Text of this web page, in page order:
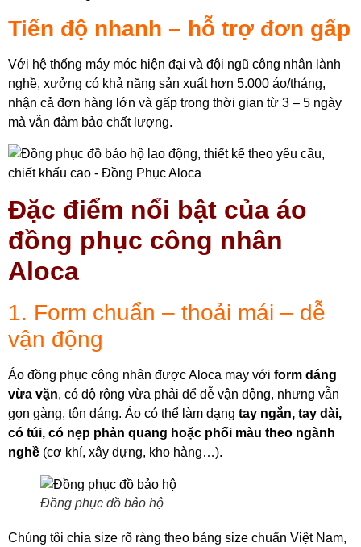
Tiến độ nhanh – hỗ trợ đơn gấp
Với hệ thống máy móc hiện đại và đội ngũ công nhân lành
nghề, xưởng có khả năng sản xuất hơn 5.000 áo/tháng,
nhận cả đơn hàng lớn và gấp trong thời gian từ 3 – 5 ngày
mà vẫn đảm bảo chất lượng.
Đặc điểm nổi bật của áo
đồng phục công nhân
Aloca
1. Form chuẩn – thoải mái – dễ
vận động
Áo đồng phục công nhân được Aloca may với form dáng
vừa vặn, có độ rộng vừa phải để dễ vận động, nhưng vẫn
gọn gàng, tôn dáng. Áo có thể làm dạng tay ngắn, tay dài,
có túi, có nẹp phản quang hoặc phối màu theo ngành
nghề (cơ khí, xây dựng, kho hàng…).
Đồng phục đồ bảo hộ
Chúng tôi chia size rõ ràng theo bảng size chuẩn Việt Nam,